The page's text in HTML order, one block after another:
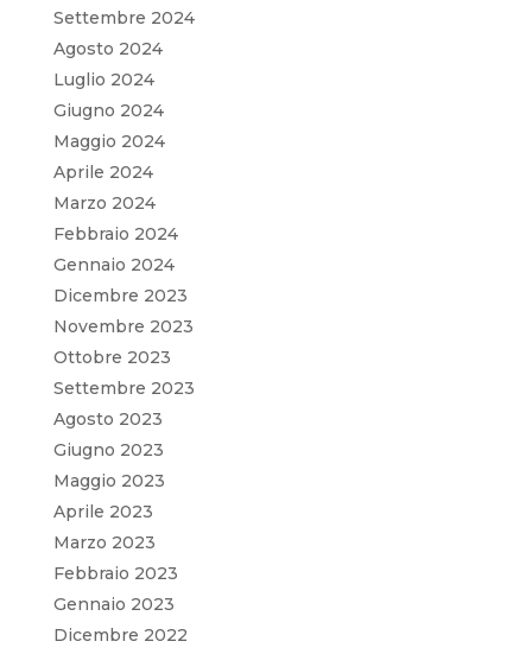
Settembre 2024
Agosto 2024
Luglio 2024
Giugno 2024
Maggio 2024
Aprile 2024
Marzo 2024
Febbraio 2024
Gennaio 2024
Dicembre 2023
Novembre 2023
Ottobre 2023
Settembre 2023
Agosto 2023
Giugno 2023
Maggio 2023
Aprile 2023
Marzo 2023
Febbraio 2023
Gennaio 2023
Dicembre 2022